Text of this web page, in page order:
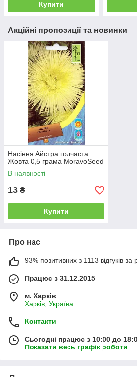
Купити
Акційні пропозиції та новинки
Насіння Айстра голчаста
Жовта 0,5 грама MoravoSeed
В наявності
13 ₴
Купити
Про нас
93% позитивних з 1113 відгуків за
Працює з 31.12.2015
м. Харків
Харків, Україна
Контакти
Сьогодні працює з 10:00 до
Показати весь графік роботи